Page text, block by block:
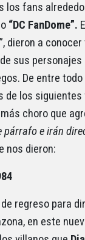
los fans
“DC FanDome”.
dieron a
sus personajes
De entre
de los
choro que
párrafo e irán
nos dieron:
de regreso para
en este